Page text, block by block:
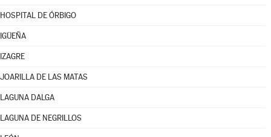
HOSPITAL DE ÓRBIGO
IGÜEÑA
IZAGRE
JOARILLA DE LAS MATAS
LAGUNA DALGA
LAGUNA DE NEGRILLOS